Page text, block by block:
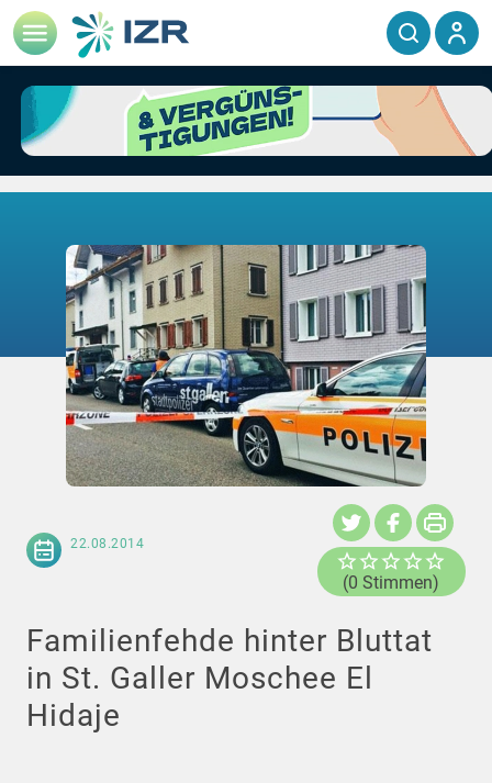
22.08.2014
(0 Stimmen)
Familienfehde hinter Bluttat
in St. Galler Moschee El
Hidaje